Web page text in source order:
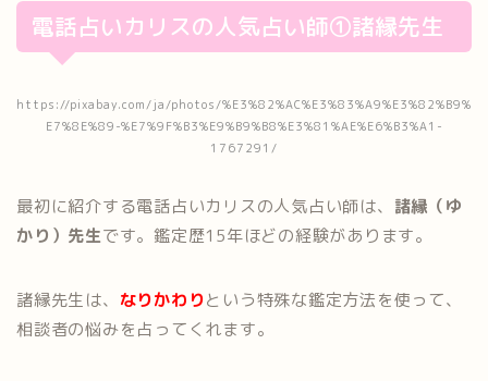
電話占いカリスの人気占い師①諸縁先生
https://pixabay.com/ja/photos/%E3%82%AC%E3%83%A9%E3%82%B9%
E7%8E%89-%E7%9F%B3%E9%B9%B8%E3%81%AE%E6%B3%A1-
1767291/
最初に紹介する電話占いカリスの人気占い師は、 諸縁（ゆ
かり）先生です。鑑定歴15年ほどの経験があります。
諸縁先生は、 なりかわりという特殊な鑑定方法を使って、
相談者の悩みを占ってくれます。